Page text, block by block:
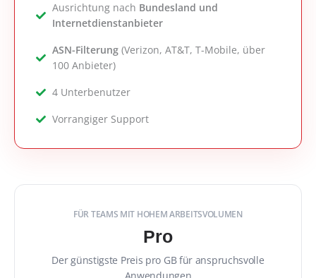
Ausrichtung nach Bundesland und
Internetdienstanbieter
ASN-Filterung(Verizon, AT&T, T-Mobile, über
100 Anbieter)
4 Unterbenutzer
Vorrangiger Support
FÜR TEAMS MIT HOHEM ARBEITSVOLUMEN
Pro
Der günstigste Preis pro GB für anspruchsvolle